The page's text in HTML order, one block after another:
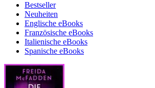
Bestseller
Neuheiten
Englische eBooks
Französische eBooks
Italienische eBooks
Spanische eBooks